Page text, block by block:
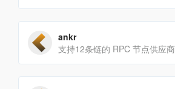
ankr
支持12条链的 RPC 节点供应商